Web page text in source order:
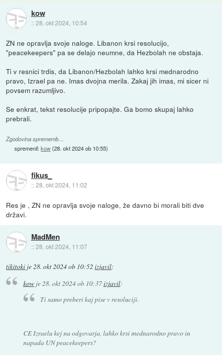
kow
::28. okt 2024, 10:54
ZN ne opravlja svoje naloge. Libanon krsi resolucijo,
"peacekeepers" pa se delajo neumne, da Hezbolah ne obstaja.
Ti v resnici trdis, da Libanon/Hezbolah lahko krsi mednarodno
pravo, Izrael pa ne. Imas dvojna merila. Zakaj jih imas, mi sicer ni
povsem razumljivo.
Se enkrat, tekst resolucije pripopajte. Ga bomo skupaj lahko
prebrali.
Zgodovina sprememb…
spremenil:kow(28. okt 2024 ob 10:55)
fikus_
::28. okt 2024, 11:02
Res je , ZN ne opravlja svoje naloge, že davno bi morali biti dve
državi.
MadMen
::28. okt 2024, 11:07
tikitoki je28. okt 2024 ob 10:52 izjavil:
kowje 28. okt 2024 ob 10:37izjavil:
Ti samo preberi kaj pise v resoluciji.
CE Izraelu kej na odgovarja, lahko krsi mednarodno pravo in
napada UN peacekeepers?